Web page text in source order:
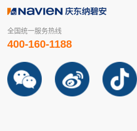
全国统一服务热线
400-160-1188